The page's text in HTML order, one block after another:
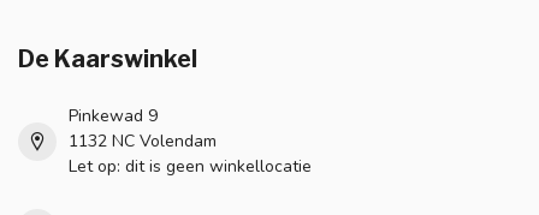
De Kaarswinkel
Pinkewad 9
1132 NC Volendam
Let op: dit is geen winkellocatie